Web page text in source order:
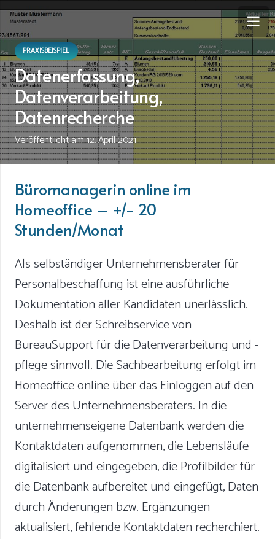
PRAXISBEISPIEL
Datenerfassung,
Datenverarbeitung,
Datenrecherche
Veröffentlicht am12. April 2021
Büromanagerin online im
Homeoffice – +/- 20
Stunden/Monat
Als selbständiger Unternehmensberater für
Personalbeschaffung ist eine ausführliche
Dokumentation aller Kandidaten unerlässlich.
Deshalb ist der Schreibservice von
BureauSupport für die Datenverarbeitung und -
pflege sinnvoll. Die Sachbearbeitung erfolgt im
Homeoffice online über das Einloggen auf den
Server des Unternehmensberaters. In die
unternehmenseigene Datenbank werden die
Kontaktdaten aufgenommen, die Lebensläufe
digitalisiert und eingegeben, die Profilbilder für
die Datenbank aufbereitet und eingefügt, Daten
durch Änderungen bzw. Ergänzungen
aktualisiert, fehlende Kontaktdaten recherchiert.